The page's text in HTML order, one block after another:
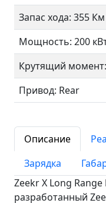
Запас хода: 355 Км
Мощность: 200
Крутящий
Привод: Rear
Описание
Зарядка
Zeekr X Long Range
разработанный